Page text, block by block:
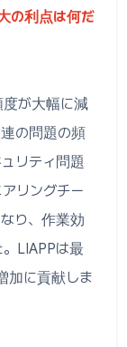
の利点は何だ
度が大幅に減
の問題の頻
リティ問題
リングチー
り、作業効
LIAPPは最
加に貢献しま